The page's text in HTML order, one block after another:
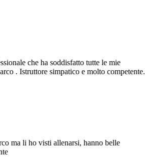
che ha soddisfatto tutte le mie
. Istruttore simpatico e molto competente.
ma li ho visti allenarsi, hanno belle